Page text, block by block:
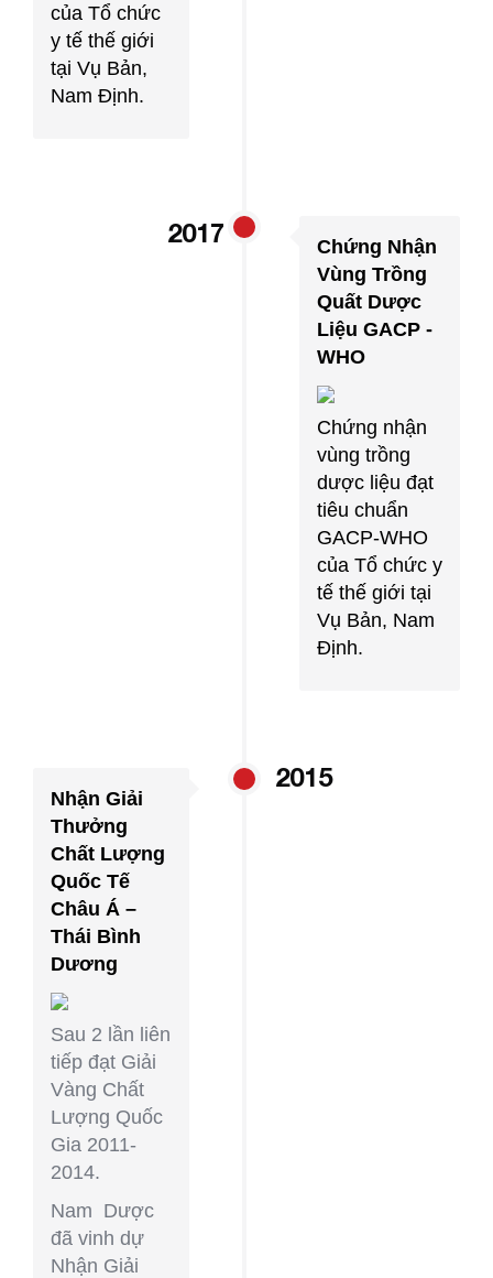
của Tổ chức
y tế thế giới
tại Vụ Bản,
Nam Định.
2017
Chứng Nhận
Vùng Trồng
Quất Dược
Liệu GACP -
WHO
Chứng nhận
vùng trồng
dược liệu đạt
tiêu chuẩn
GACP-WHO
của Tổ chức y
tế thế giới tại
Vụ Bản, Nam
Định.
2015
Nhận Giải
Thưởng
Chất Lượng
Quốc Tế
Châu Á –
Thái Bình
Dương
Sau 2 lần liên
tiếp đạt Giải
Vàng Chất
Lượng Quốc
Gia 2011-
2014.
Nam Dược
đã vinh dự
Nhận Giải